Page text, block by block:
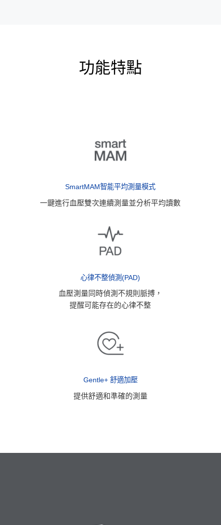
功能特點
SmartMAM智能平均測量模式
一鍵進行血壓雙次連續測量並分析平均讀數
心律不整偵測(PAD)
血壓測量同時偵測不規則脈搏，
提醒可能存在的心律不整
Gentle+ 舒適加壓
提供舒適和準確的測量